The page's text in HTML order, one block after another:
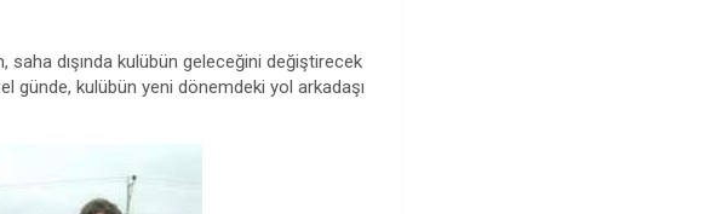
dışında kulübün geleceğini değiştirecek
günde, kulübün yeni dönemdeki yol arkadaşı